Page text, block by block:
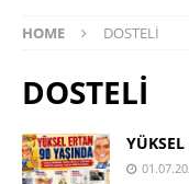
HOME DOSTELİ
DOSTELİ